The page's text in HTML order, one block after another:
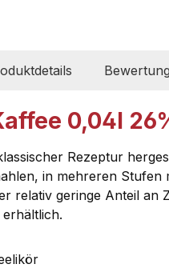
0,04l
Rezeptur
in mehreren
relativ geringe Anteil